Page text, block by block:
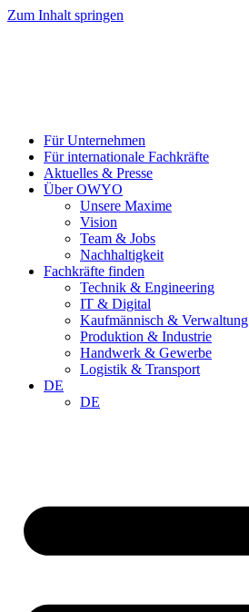
Zum Inhalt springen
Für Unternehmen
Für internationale Fachkräfte
Aktuelles & Presse
Über OWYO
Unsere Maxime
Vision
Team & Jobs
Nachhaltigkeit
Fachkräfte finden
Technik & Engineering
IT & Digital
Kaufmännisch & Verwaltung
Produktion & Industrie
Handwerk & Gewerbe
Logistik & Transport
DE
DE